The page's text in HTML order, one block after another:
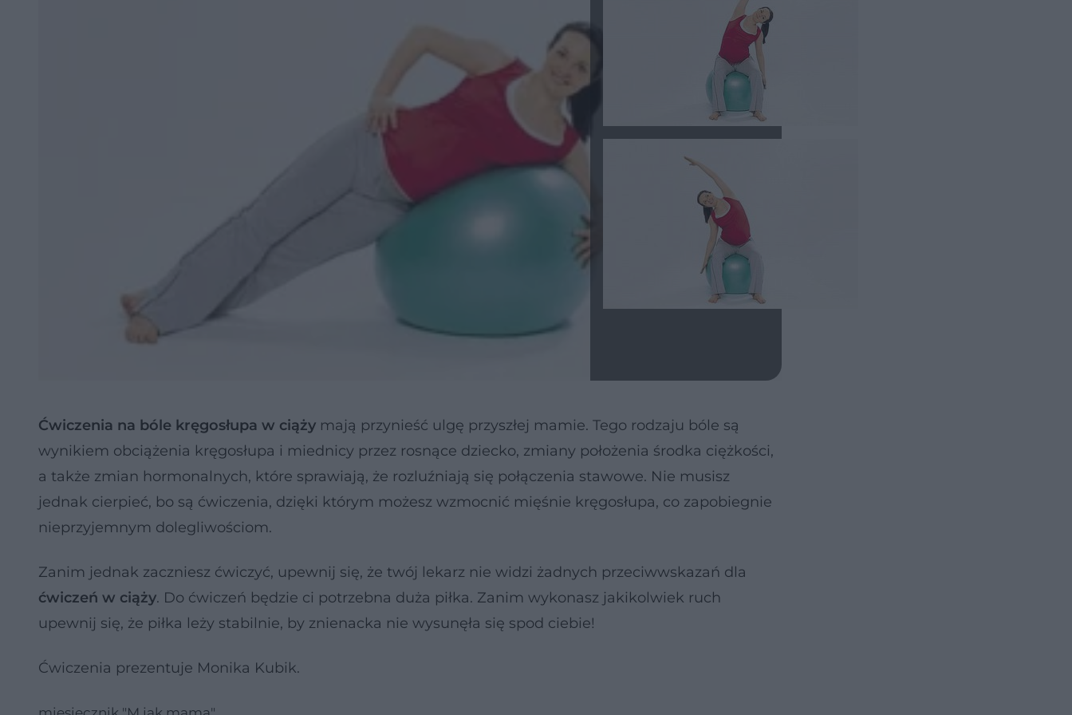
Ćwiczenia na bóle kręgosłupa w ciąży mają przynieść ulgę przyszłej mamie. Tego rodzaju bóle są
wynikiem obciążenia kręgosłupa i miednicy przez rosnące dziecko, zmiany położenia środka ciężkości,
a także zmian hormonalnych, które sprawiają, że rozluźniają się połączenia stawowe. Nie musisz
jednak cierpieć, bo są ćwiczenia, dzięki którym możesz wzmocnić mięśnie kręgosłupa, co zapobiegnie
nieprzyjemnym dolegliwościom.
Zanim jednak zaczniesz ćwiczyć, upewnij się, że twój lekarz nie widzi żadnych przeciwwskazań dla
ćwiczeń w ciąży. Do ćwiczeń będzie ci potrzebna duża piłka. Zanim wykonasz jakikolwiek ruch
upewnij się, że piłka leży stabilnie, by znienacka nie wysunęła się spod ciebie!
Ćwiczenia prezentuje Monika Kubik.